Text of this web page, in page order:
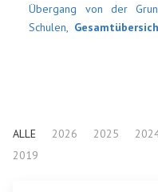
Übergang von der
Schulen,
ALLE 2026 2025
2019